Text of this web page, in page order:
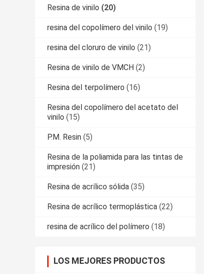
Resina de vinilo (20)
resina del copolímero del vinilo (19)
resina del cloruro de vinilo (21)
Resina de vinilo de VMCH (2)
Resina del terpolímero (16)
Resina del copolímero del acetato del
vinilo (15)
P.M. Resin (5)
Resina de la poliamida para las tintas de
impresión (21)
Resina de acrílico sólida (35)
Resina de acrílico termoplástica (22)
resina de acrílico del polímero (18)
LOS MEJORES PRODUCTOS